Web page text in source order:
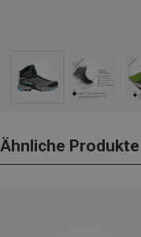
Ähnliche Produkte